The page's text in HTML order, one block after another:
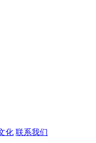
化 联系我们